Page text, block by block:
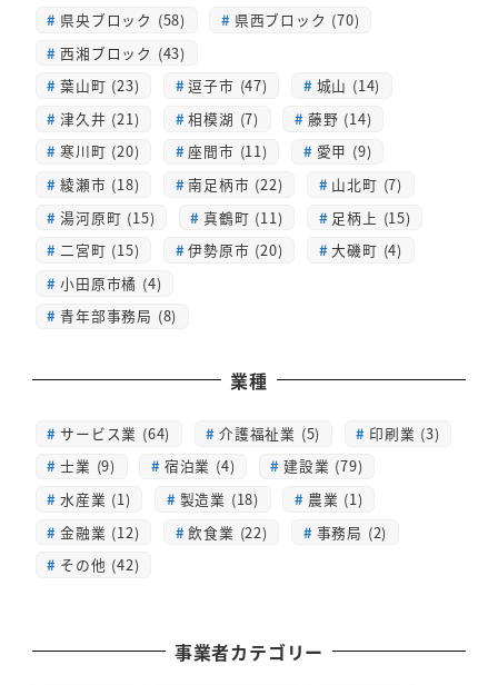
県央ブロック (58)
県西ブロック (70)
西湘ブロック (43)
葉山町 (23)
逗子市 (47)
城山 (14)
津久井 (21)
相模湖 (7)
藤野 (14)
寒川町 (20)
座間市 (11)
愛甲 (9)
綾瀬市 (18)
南足柄市 (22)
山北町 (7)
湯河原町 (15)
真鶴町 (11)
足柄上 (15)
二宮町 (15)
伊勢原市 (20)
大磯町 (4)
小田原市橘 (4)
青年部事務局 (8)
業種
サービス業 (64) 介護福祉業 (5)
印刷業 (3)
士業 (9)
宿泊業 (4)
建設業 (79)
水産業 (1)
製造業 (18)
農業 (1)
金融業 (12)
飲食業 (22)
事務局 (2)
その他 (42)
事業者カテゴリー